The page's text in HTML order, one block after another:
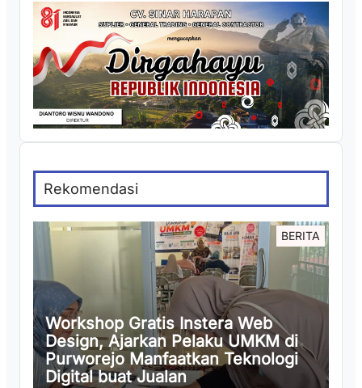
Rekomendasi
BERITA
Workshop Gratis Instera Web
Design, Ajarkan Pelaku UMKM di
Purworejo Manfaatkan Teknologi
Digital buat Jualan